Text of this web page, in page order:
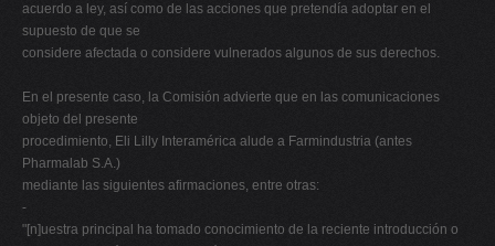
acuerdo a ley, así como de las acciones que pretendía adoptar en el
supuesto de que se
considere afectada o considere vulnerados algunos de sus derechos.
En el presente caso, la Comisión advierte que en las comunicaciones
objeto del presente
procedimiento, Eli Lilly Interamérica alude a Farmindustria (antes
Pharmalab S.A.)
mediante las siguientes afirmaciones, entre otras:
-
"[n]uestra principal ha tomado conocimiento de la reciente introducción o